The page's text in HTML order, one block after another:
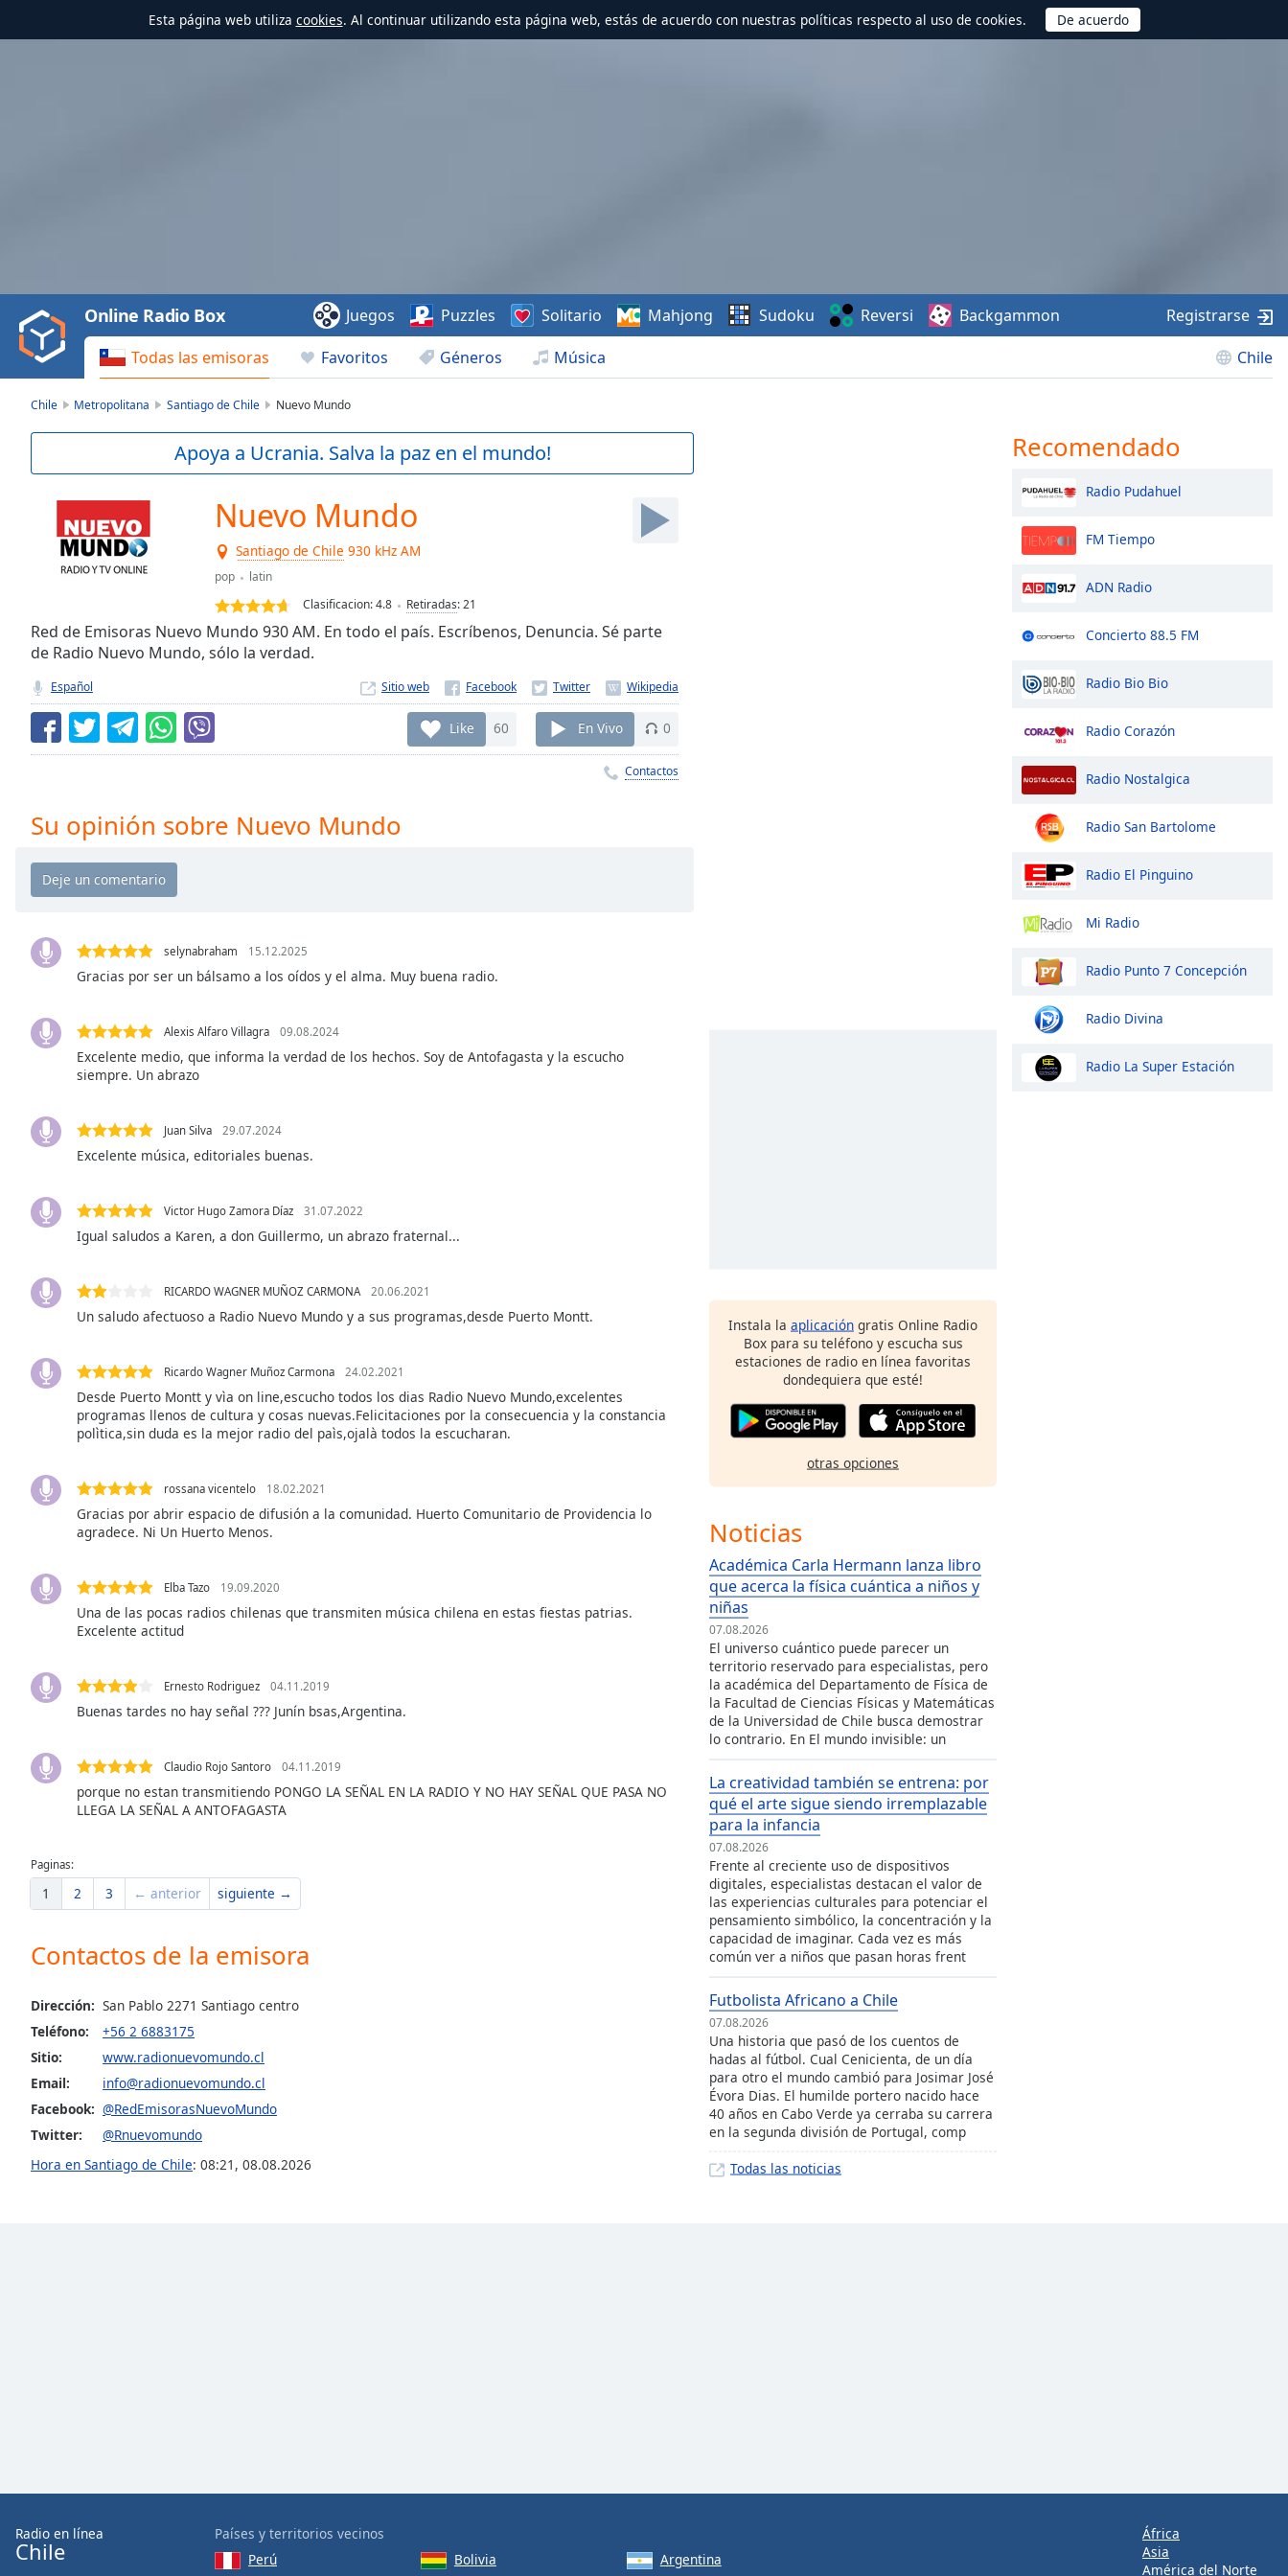
Esta página web utiliza cookies. Al continuar utilizando esta página web, estás de acuerdo con nuestras políticas respecto al uso de cookies.
Video
Play
Backward
Skip
Current
Duration-:-
Seek to
live,
currently
LIVE
Remaining
Rate
Chapters
Chapters
Descriptions
descriptions
selected
opens
subtitles
dialog
subtitles
Audio
Track
in-
Picture
modal
window.
dialog
window.
cancel
window.
Opacity
Background
Opacity
Caption
Area
Background
Done
Close
Todas las emisoras Favoritos Géneros Música Chile
Online Radio Box Juegos Puzzles Solitario Mahjong Sudoku Reversi Backgammon Registrarse
Chile Metropolitana Santiago de Chile Nuevo Mundo
Apoya a Ucrania. Salva la paz en el mundo!
Nuevo Mundo
Santiago de Chile 930 kHz AM
pop
latin
Clasificacion:4.8 Retiradas:21
Red de Emisoras Nuevo Mundo 930 AM. En todo el país. Escríbenos, Denuncia. Sé parte
de Radio Nuevo Mundo, sólo la verdad.
Español Sitio web
Like 60 En Vivo 0
Contactos
Su opinión sobre Nuevo Mundo
selynabraham 15.12.2025
Gracias por ser un bálsamo a los oídos y el alma. Muy buena radio.
Alexis Alfaro Villagra 09.08.2024
Excelente medio, que informa la verdad de los hechos. Soy de Antofagasta y la escucho
siempre. Un abrazo
Juan Silva 29.07.2024
Excelente música, editoriales buenas.
Victor Hugo Zamora Díaz 31.07.2022
Igual saludos a Karen, a don Guillermo, un abrazo fraternal...
RICARDO WAGNER MUÑOZ CARMONA 20.06.2021
Un saludo afectuoso a Radio Nuevo Mundo y a sus programas,desde Puerto Montt.
Ricardo Wagner Muñoz Carmona 24.02.2021
Desde Puerto Montt y vìa on line,escucho todos los dias Radio Nuevo Mundo,excelentes
programas llenos de cultura y cosas nuevas.Felicitaciones por la consecuencia y la constancia
polìtica,sin duda es la mejor radio del paìs,ojalà todos la escucharan.
rossana vicentelo 18.02.2021
Gracias por abrir espacio de difusión a la comunidad. Huerto Comunitario de Providencia lo
agradece. Ni Un Huerto Menos.
Elba Tazo 19.09.2020
Una de las pocas radios chilenas que transmiten música chilena en estas fiestas patrias.
Excelente actitud
Ernesto Rodriguez 04.11.2019
Buenas tardes no hay señal ??? Junín bsas,Argentina.
Claudio Rojo Santoro 04.11.2019
porque no estan transmitiendo PONGO LA SEÑAL EN LA RADIO Y NO HAY SEÑAL QUE PASA NO
LLEGA LA SEÑAL A ANTOFAGASTA
Paginas:
1 2 3 ← anterior siguiente →
Contactos de la emisora
Dirección: San Pablo 2271 Santiago centro
Teléfono:
+56 2 6883175
Sitio:
www.radionuevomundo.cl
Email:
info@radionuevomundo.cl
Facebook: @RedEmisorasNuevoMundo
Twitter:
@Rnuevomundo
Hora en Santiago de Chile: 08:21 , 08.08.2026
Instala la aplicación gratis Online Radio
Box para su teléfono y escucha sus
estaciones de radio en línea favoritas
dondequiera que esté!
otras opciones
Noticias
Académica Carla Hermann lanza libro
que acerca la física cuántica a niños y
niñas
07.08.2026
El universo cuántico puede parecer un
territorio reservado para especialistas, pero
la académica del Departamento de Física de
la Facultad de Ciencias Físicas y Matemáticas
de la Universidad de Chile busca demostrar
lo contrario. En El mundo invisible: un
La creatividad también se entrena: por
qué el arte sigue siendo irremplazable
para la infancia
07.08.2026
Frente al creciente uso de dispositivos
digitales, especialistas destacan el valor de
las experiencias culturales para potenciar el
pensamiento simbólico, la concentración y la
capacidad de imaginar. Cada vez es más
común ver a niños que pasan horas frent
Futbolista Africano a Chile
07.08.2026
Una historia que pasó de los cuentos de
hadas al fútbol. Cual Cenicienta, de un día
para otro el mundo cambió para Josimar José
Évora Dias. El humilde portero nacido hace
40 años en Cabo Verde ya cerraba su carrera
en la segunda división de Portugal, comp
Todas las noticias
Recomendado
Radio Pudahuel
FM Tiempo
ADN Radio
Concierto 88.5 FM
Radio Bio Bio
Radio Corazón
Radio Nostalgica
Radio San Bartolome
Radio El Pinguino
Mi Radio
Radio Punto 7 Concepción
Radio Divina
Radio La Super Estación
Radio en línea
Chile
Países y territorios vecinos
Perú
Bolivia Argentina
África
Asia
América del Norte